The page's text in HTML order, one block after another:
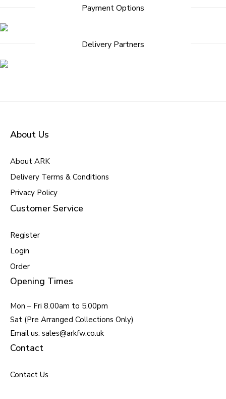
Payment Options
Delivery Partners
About Us
About ARK
Delivery Terms & Conditions
Privacy Policy
Customer Service
Register
Login
Order
Opening Times
Mon – Fri 8.00am to 5.00pm
Sat (Pre Arranged Collections Only)
Email us: sales@arkfw.co.uk
Contact
Contact Us